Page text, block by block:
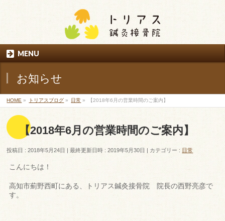
MENU
お知らせ
HOME » トリアスブログ » 日常 » 【2018年6月の営業時間のご案内】
【2018年6月の営業時間のご案内】
投稿日 : 2018年5月24日 最終更新日時 : 2019年5月30日 カテゴリー : 日常
こんにちは！
高知市薊野西町にある、トリアス鍼灸接骨院 院長の西野亮彦で
す。